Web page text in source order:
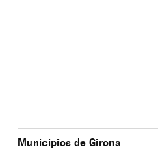
Municipios de Girona